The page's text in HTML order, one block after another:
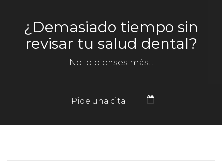
¿Demasiado tiempo sin
revisar tu salud dental?
No lo pienses más...
Pide una cita